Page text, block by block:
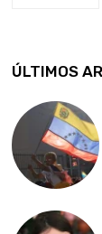
ÚLTIMOS